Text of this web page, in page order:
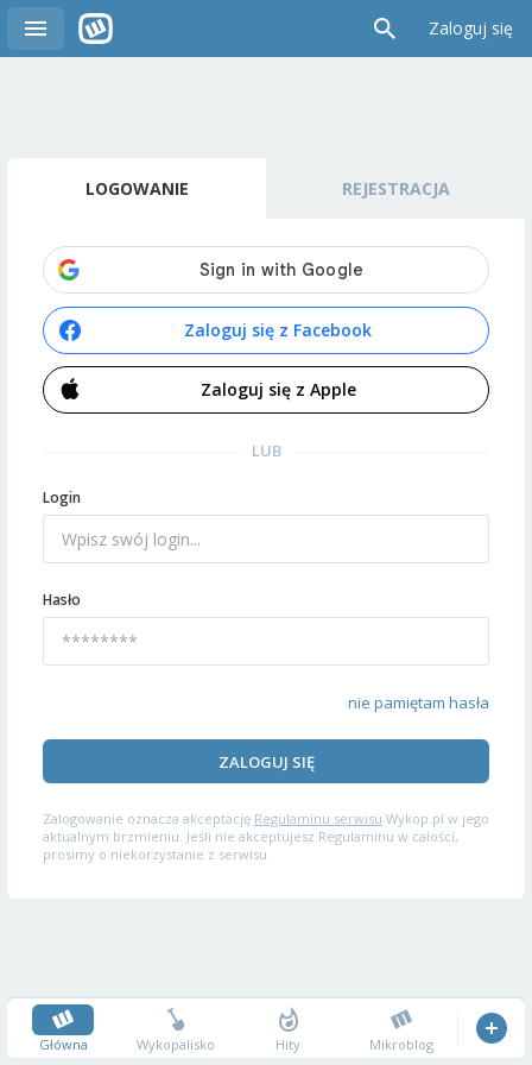
Zaloguj się
LOGOWANIE REJESTRACJA
Zaloguj się z Facebook
Zaloguj się z Apple
LUB
Login
Hasło
nie pamiętam hasła
ZALOGUJ SIĘ
Zalogowanie oznacza akceptację Regulaminu serwisu Wykop.pl w jego
aktualnym brzmieniu. Jeśli nie akceptujesz Regulaminu w całości,
prosimy o niekorzystanie z serwisu.
Główna Wykopalisko Hity Mikroblog